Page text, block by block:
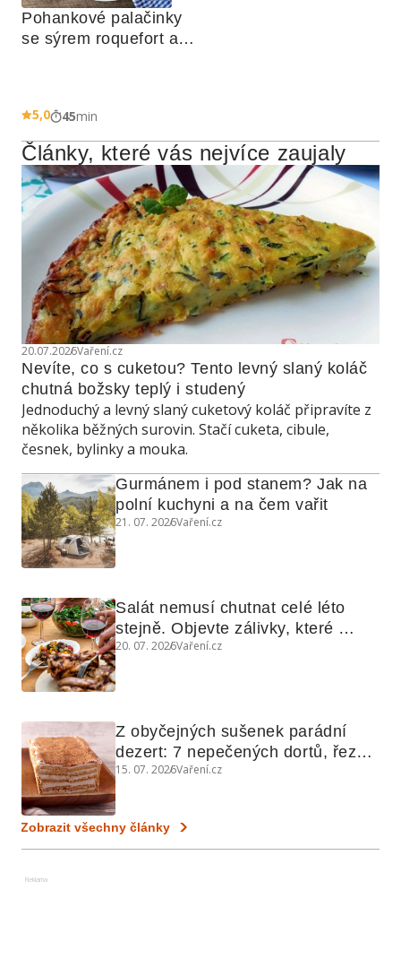
Pohankové palačinky
se sýrem roquefort a
5,0 45min
Články, které vás nejvíce zaujaly
20.07.2026Vaření.cz
Nevíte, co s cuketou? Tento levný slaný koláč
chutná božsky teplý i studený
Jednoduchý a levný slaný cuketový koláč připravíte z
několika běžných surovin. Stačí cuketa, cibule,
česnek, bylinky a mouka.
Gurmánem i pod stanem? Jak na
polní kuchyni a na čem vařit
21. 07. 2026Vaření.cz
Salát nemusí chutnat celé léto
stejně. Objevte zálivky, které
využijete i na maso, nudle nebo
20. 07. 2026Vaření.cz
Z obyčejných sušenek parádní
dezert: 7 nepečených dortů, řezů
a koláčů
15. 07. 2026Vaření.cz
Zobrazit všechny články
Reklama